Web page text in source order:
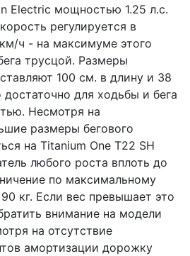
Electric мощностью 1.25 л.с.
регулируется в
ч - на максимуме этого
трусцой. Размеры
100 см. в длину и 38
для ходьбы и бега
Несмотря на
размеры бегового
на Titanium One T22 SH
любого роста вплоть до
по максимальному
кг. Если вес превышает это
внимание на модели
на отсутствие
амортизации дорожку